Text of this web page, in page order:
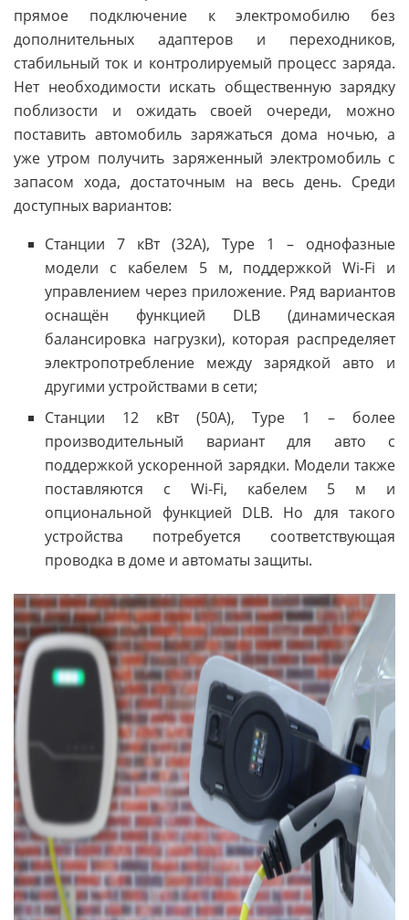
прямое подключение к электромобилю без
дополнительных адаптеров и переходников,
стабильный ток и контролируемый процесс заряда.
Нет необходимости искать общественную зарядку
поблизости и ожидать своей очереди, можно
поставить автомобиль заряжаться дома ночью, а
уже утром получить заряженный электромобиль с
запасом хода, достаточным на весь день. Среди
доступных вариантов:
Станции 7 кВт (32А), Type 1 – однофазные
модели с кабелем 5 м, поддержкой Wi-Fi и
управлением через приложение. Ряд вариантов
оснащён функцией DLB (динамическая
балансировка нагрузки), которая распределяет
электропотребление между зарядкой авто и
другими устройствами в сети;
Станции 12 кВт (50А), Type 1 – более
производительный вариант для авто с
поддержкой ускоренной зарядки. Модели также
поставляются с Wi-Fi, кабелем 5 м и
опциональной функцией DLB. Но для такого
устройства потребуется соответствующая
проводка в доме и автоматы защиты.